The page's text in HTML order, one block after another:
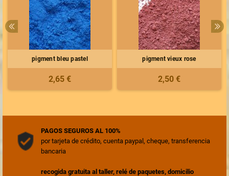
pigment bleu pastel
2,65 €
pigment vieux rose
2,50 €
PAGOS SEGUROS AL 100%
por tarjeta de crédito, cuenta paypal, cheque, transferencia
bancaria
recogida gratuita al taller, relé de paquetes, domicilio